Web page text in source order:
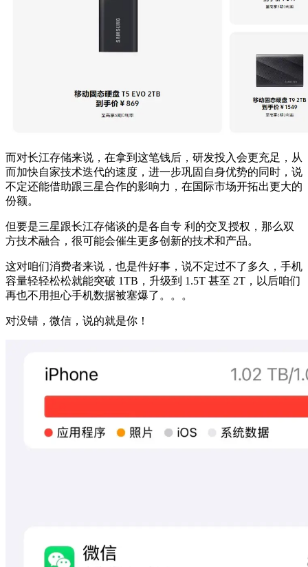
而对长江存储来说，在拿到这笔钱后，研发投入会更充足，从
而加快自家技术迭代的速度，进一步巩固自身优势的同时，说
不定还能借助跟三星合作的影响力，在国际市场开拓出更大的
份额。
但要是三星跟长江存储谈的是各自专 利的交叉授权，那么双
方技术融合，很可能会催生更多创新的技术和产品。
这对咱们消费者来说，也是件好事，说不定过不了多久，手机
容量轻轻松松就能突破 1TB，升级到 1.5T 甚至 2T，以后咱们
再也不用担心手机数据被塞爆了。。。
对没错，微信，说的就是你！